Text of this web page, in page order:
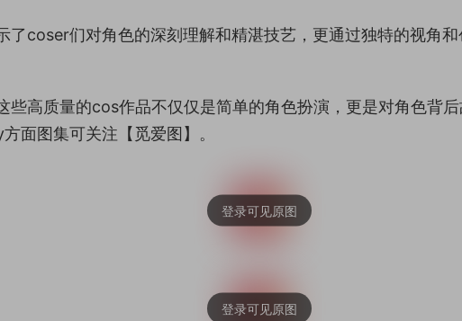
了coser们对角色的深刻理解和精湛技艺，更通过独特的视角
些高质量的cos作品不仅仅是简单的角色扮演，更是对角色背后
面图集可关注【觅爱图】。